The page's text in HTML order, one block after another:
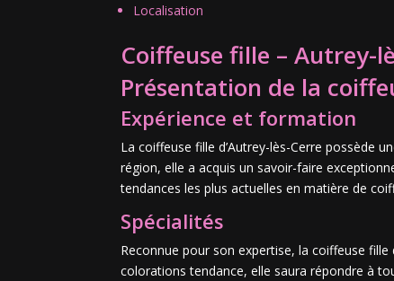
Localisation
Coiffeuse fille – Autrey-
Présentation de la
Expérience et formation
La coiffeuse fille d’Autrey-lès-Cerre possède
région, elle a acquis un savoir-faire
tendances les plus actuelles en matière de
Spécialités
Reconnue pour son expertise, la coiffeuse
colorations tendance, elle saura répondre à